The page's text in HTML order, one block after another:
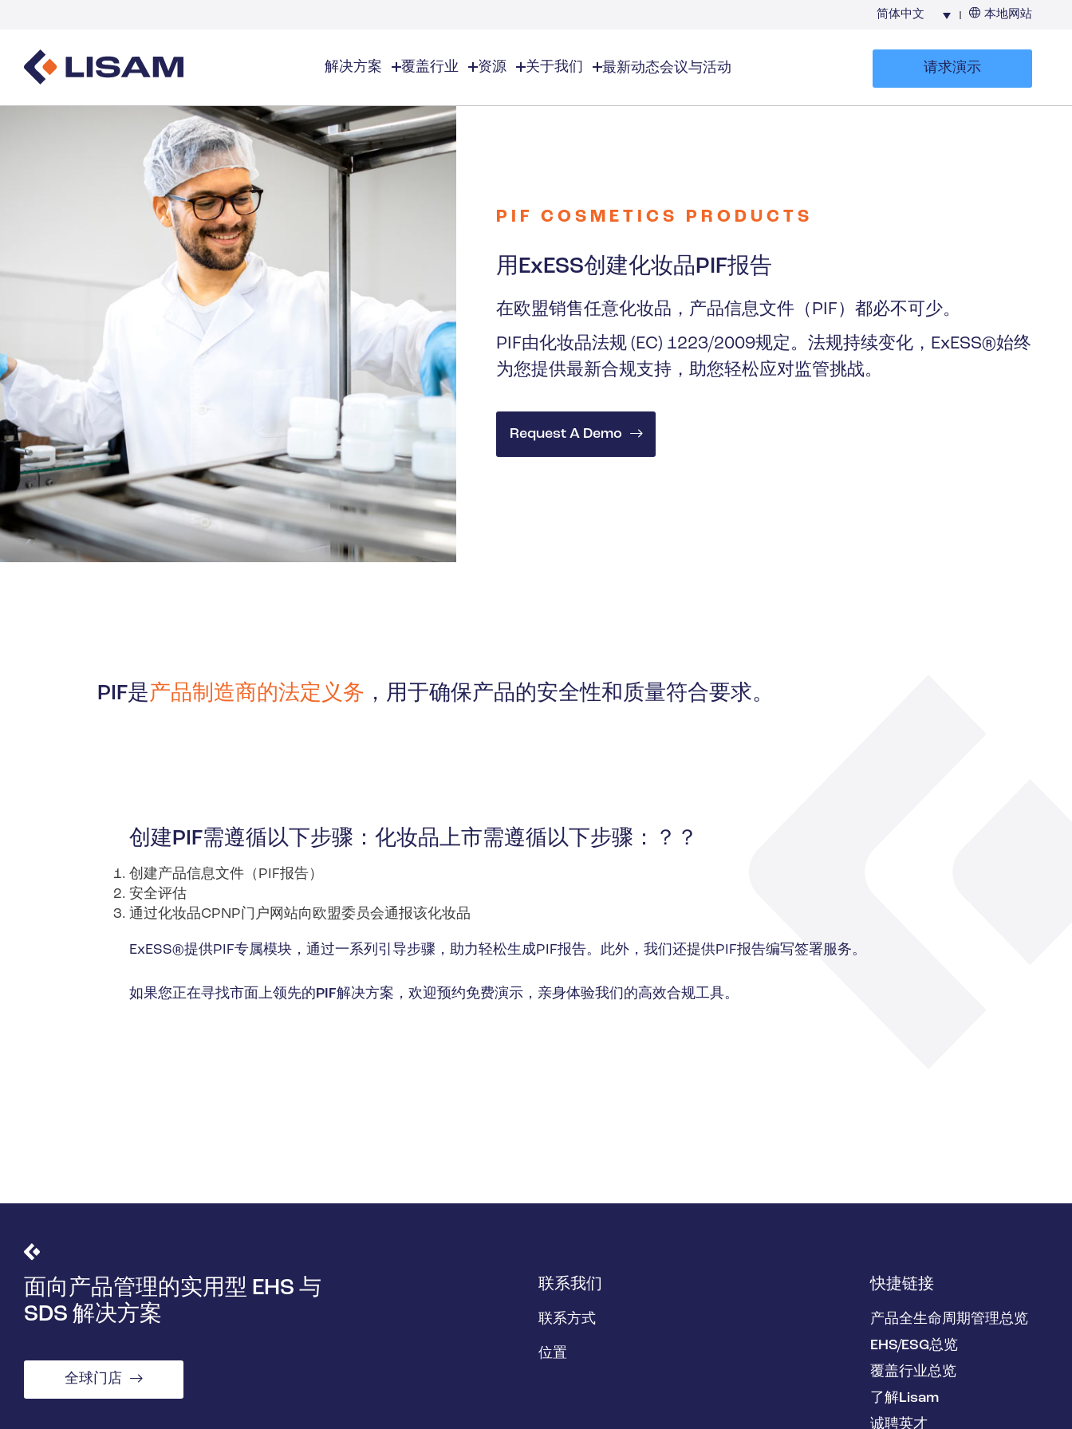
简体中文 本地网站
解决方案 覆盖行业 资源 关于我们 最新动态会议与活动 请求演示
Product Stewardship
一站式产品全生命周期管理总览
SDS编写与分发
SDS及化学品管理
物质数量追踪
生成UFI及提交PCN卷宗
化学品库存管理
ESG管理
覆盖行业
覆盖行业总览 化学品及特种化学品
医疗保健
建造行业
石油天然气
法规资源
GHS
数量追踪
环境管理
商业合理性
关于我们
了解Lisam
PIF COSMETICS PRODUCTS
用ExESS创建化妆品PIF报告
在欧盟销售任意化妆品，产品信息文件（PIF）都必不可少。
PIF由化妆品法规 (EC) 1223/2009规定。法规持续变化，ExESS®始终
为您提供最新合规支持，助您轻松应对监管挑战。
Request A Demo
PIF是产品制造商的法定义务 ，用于确保产品的安全性和质量符合要求。
创建PIF需遵循以下步骤：化妆品上市需遵循以下步骤：？？
创建产品信息文件（PIF报告）
安全评估
通过化妆品CPNP门户网站向欧盟委员会通报该化妆品
ExESS®提供PIF专属模块，通过一系列引导步骤，助力轻松生成PIF报告。此外，我们还提供PIF报告编写签署服务。
如果您正在寻找市面上领先的PIF解决方案，欢迎预约免费演示，亲身体验我们的高效合规工具。
面向产品管理的实用型 EHS 与
SDS 解决方案
全球门店
联系我们
联系方式
位置
快捷链接
产品全生命周期管理总览
EHS/ESG总览
覆盖行业总览
了解Lisam
诚聘英才